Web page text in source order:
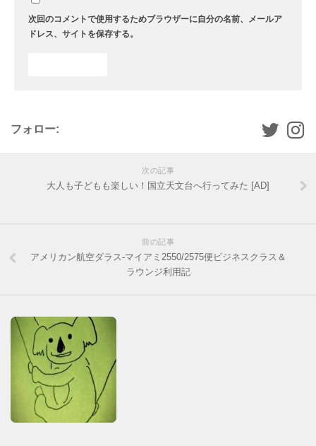
次回のコメントで使用するためブラウザーに自分の名前、メールア
ドレス、サイトを保存する。
フォロー:
次の記事
大人も子どもも楽しい！国立天文台へ行ってみた [AD]
前の記事
アメリカン航空ダラス-マイアミ2550/2575便ビジネスクラス＆
ラウンジ利用記